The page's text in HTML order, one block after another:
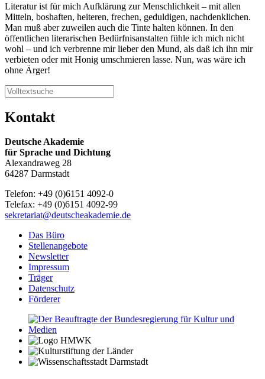
Literatur ist für mich Aufklärung zur Menschlichkeit – mit allen
Mitteln, boshaften, heiteren, frechen, geduldigen, nachdenklichen.
Man muß aber zuweilen auch die Tinte halten können. In den
öffentlichen literarischen Bedürfnisanstalten fühle ich mich nicht
wohl – und ich verbrenne mir lieber den Mund, als daß ich ihn mir
verbieten oder mit Honig umschmieren lasse. Nun, was wäre ich
ohne Ärger!
Kontakt
Deutsche Akademie
für Sprache und Dichtung
Alexandraweg 28
64287 Darmstadt
Telefon: +49 (0)6151 4092-0
Telefax: +49 (0)6151 4092-99
sekretariat@deutscheakademie.de
Das Büro
Stellenangebote
Newsletter
Impressum
Träger
Datenschutz
Förderer